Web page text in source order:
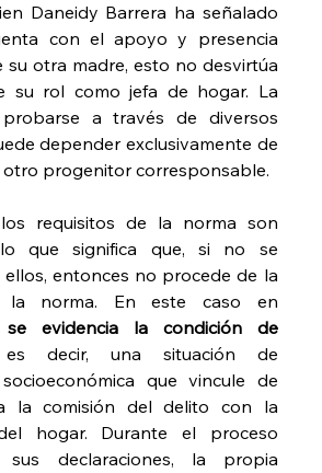
Daneidy Barrera ha señalado
con el apoyo y presencia
su otra madre, esto no desvirtúa
su rol como jefa de hogar. La
a través de diversos
depender exclusivamente de
otro progenitor corresponsable.
requisitos de la norma son
lo que significa que, si no se
entonces no procede de la
la norma. En este caso en
evidencia la condición de
decir, una situación de
que vincule de
la comisión del delito con la
hogar. Durante el proceso
declaraciones, la propia